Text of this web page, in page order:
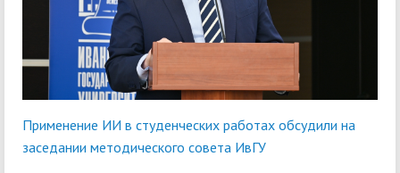
Применение ИИ в студенческих работах обсудили на
заседании методического совета ИвГУ